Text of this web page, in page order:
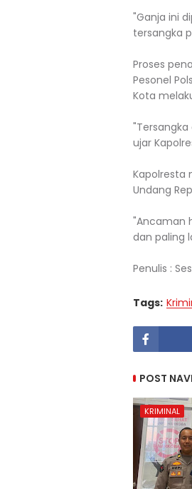
"Ganja ini
tersangka
Proses
Pesonel
Kota
ujar
Kapolresta
Undang
"Ancaman
dan paling
Penulis :
Tags:
POST
KRIMINAL